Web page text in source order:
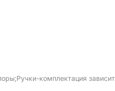
комплектация зависит